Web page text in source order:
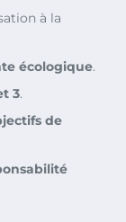
à la
écologique.
3.
de